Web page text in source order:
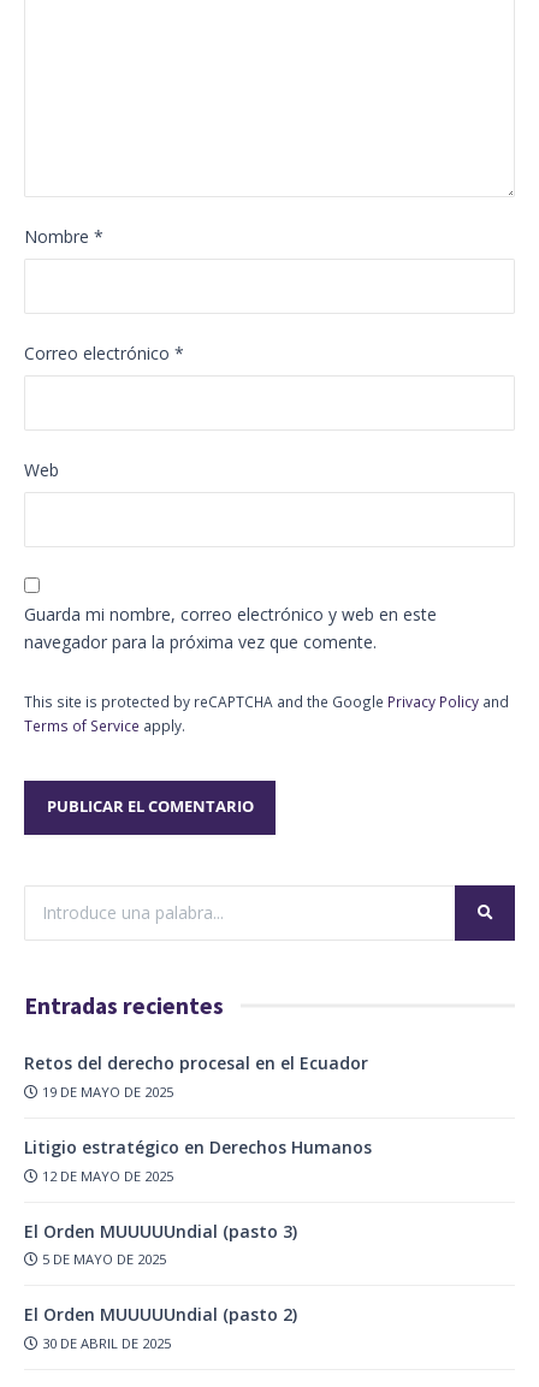
Nombre *
Correo electrónico *
Web
Guarda mi nombre, correo electrónico y web en este
navegador para la próxima vez que comente.
This site is protected by reCAPTCHA and the Google Privacy Policy and
Terms of Service apply.
Entradas recientes
Retos del derecho procesal en el Ecuador
19 DE MAYO DE 2025
Litigio estratégico en Derechos Humanos
12 DE MAYO DE 2025
El Orden MUUUUUndial (pasto 3)
5 DE MAYO DE 2025
El Orden MUUUUUndial (pasto 2)
30 DE ABRIL DE 2025